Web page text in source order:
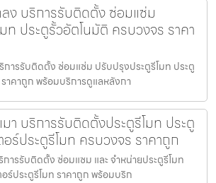
ง บริการรับติดตั้ง ซ่อมแซ่ม
ท ประตูรั้วอัตโนมัติ ครบวงจร ราคา
ารรับติดตั้ง ซ่อมแซ่ม ปรับปรุงประตูรีโมท ประตู
าคาถูก พร้อมบริการดูแลหลังกา
มา บริการรับติดตั้งประตูรีโมท ประตู
ร์ประตูรีโมท ครบวงจร ราคาถูก
การรับติดตั้ง ซ่อมแซม และ จำหน่ายประตูรีโมท
ร์ประตูรีโมท ราคาถูก พร้อมบริก